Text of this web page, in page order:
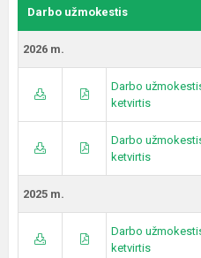
Darbo užmokestis
2026 m.
Darbo
ketvirtis
Darbo
ketvirtis
2025 m.
Darbo
ketvirtis